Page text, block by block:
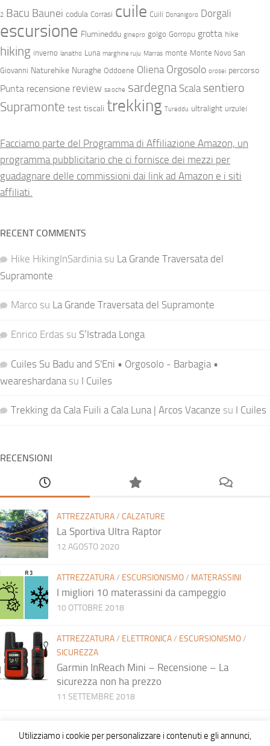
2 Bacu Baunei codula Corrasi cuile Cuili Donanigoro Dorgali
escursione Flumineddu ginepro golgo Gorropu grotta hike
hiking inverno lanaitho Luna marghine ruju Marras monte Monte Novo San
Giovanni Naturehike Nuraghe Oddoene Oliena Orgosolo orosei percorso
Punta recensione review sa oche sardegna Scala sentiero
Supramonte test tiscali trekking Tureddu ultralight urzulei
Facciamo parte del Programma di Affiliazione Amazon, un
programma pubblicitario che ci fornisce dei mezzi per
guadagnare delle commissioni dai link ad Amazon e i siti
affiliati.
RECENT COMMENTS
Hike HikingInSardinia su La Grande Traversata del
Supramonte
Marco su La Grande Traversata del Supramonte
Enrico Erdas su S’Istrada Longa
Cuiles Su Badu and S'Eni • Orgosolo - Barbagia •
weareshardana su I Cuiles
Trekking da Cala Fuili a Cala Luna | Arcos Vacanze su I Cuiles
RECENSIONI
ATTREZZATURA/ CALZATURE
La Sportiva Ultra Raptor
12 AGOSTO 2020
ATTREZZATURA/ ESCURSIONISMO/ MATERASSINI
I migliori 10 materassini da campeggio
10 OTTOBRE 2018
ATTREZZATURA/ ELETTRONICA/ ESCURSIONISMO/
SICUREZZA
Garmin InReach Mini – Recensione – La
sicurezza non ha prezzo
11 SETTEMBRE 2018
Utilizziamo i cookie per personalizzare i contenuti e gli annunci,